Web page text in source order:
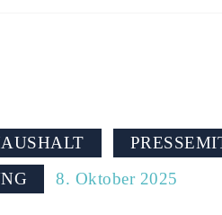
8. Oktober 2025